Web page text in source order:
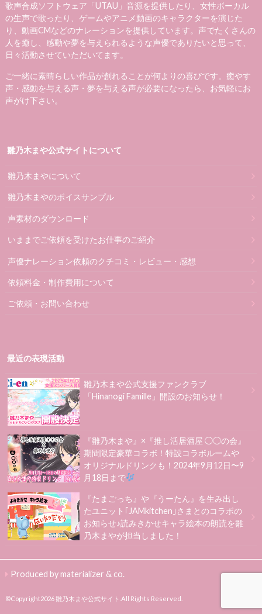
歌声合成ソフトウェア「UTAU」音源を提供したり、女性ボーカル
の生声で歌ったり、ゲームやアニメ動画のキャラクターを演じた
り、動画CMなどのナレーションを提供しています。声でたくさんの
人を癒し、感動や夢を与えられるような声優でありたいと思って、
日々活動させていただいてます。
ご一緒に素晴らしい作品が創れることが何よりの喜びです。癒やす
声・感動を与える声・夢を与える声が必要になったら、お気軽にお
声がけ下さい。
雛乃木まや公式サイトについて
雛乃木まやについて
雛乃木まやのボイスサンプル
声素材のダウンロード
いままでご依頼を受けたお仕事のご紹介
声優ナレーション依頼のクチコミ・レビュー・感想
依頼料金・制作費用について
ご依頼・お問い合わせ
最近の表現活動
雛乃木まや公式支援ファンクラブ
「Hinanogi Famille」開設のお知らせ！
『雛乃木まや』×『推し活居酒屋 ◯◯の会』
期間限定豪華コラボ！特設コラボルームや
オリジナルドリンクも！2024年9月12日〜9
月18日まで
『たまごっち』や『うーたん』を生み出し
たユニット｢JAMkitchen｣さまとのコラボの
お知らせ♪読みきかせキャラ絵本の朗読を雛
乃木まやが担当しました！
Produced by materializer & co.
©Copyright2026雛乃木まや公式サイト .All Rights Reserved.